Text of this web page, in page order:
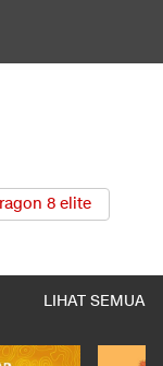
8 elite
LIHAT SEMUA